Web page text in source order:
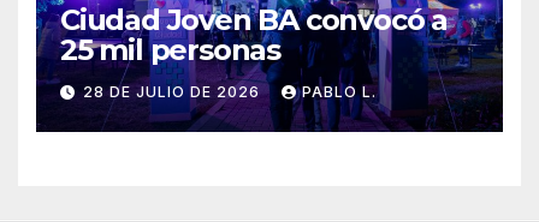
Ciudad Joven BA convocó a
25 mil personas
28 DE JULIO DE 2026 PABLO L.